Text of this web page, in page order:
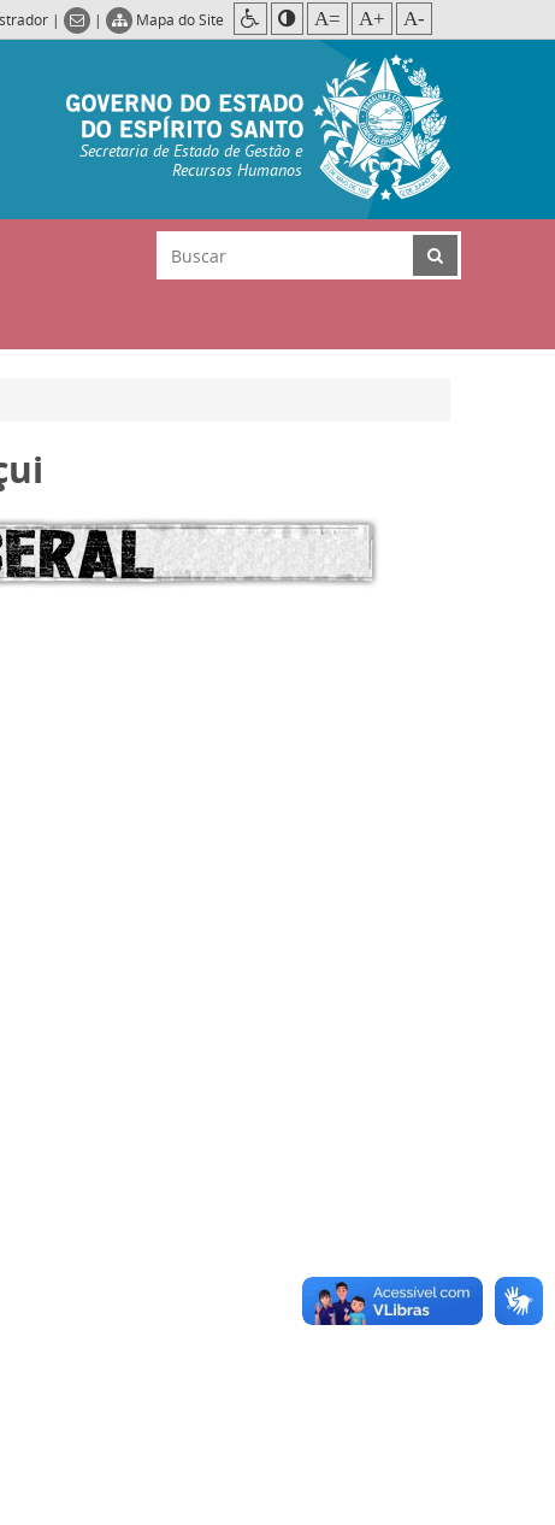
| | Mapa do Site A= A+ A-
Secretaria de Estado de Gestão e
Recursos Humanos